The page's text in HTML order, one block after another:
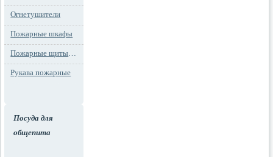
Огнетушители
Пожарные шкафы
Пожарные щиты и стенды
Рукава пожарные
Посуда для
общепита